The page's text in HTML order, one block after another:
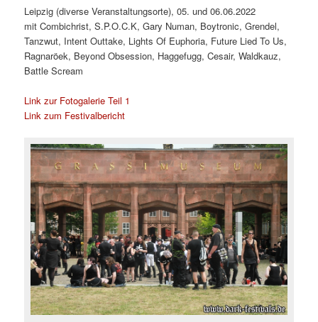
Leipzig (diverse Veranstaltungsorte), 05. und 06.06.2022
mit Combichrist, S.P.O.C.K, Gary Numan, Boytronic, Grendel,
Tanzwut, Intent Outtake, Lights Of Euphoria, Future Lied To Us,
Ragnaröek, Beyond Obsession, Haggefugg, Cesair, Waldkauz,
Battle Scream
Link zur Fotogalerie Teil 1
Link zum Festivalbericht